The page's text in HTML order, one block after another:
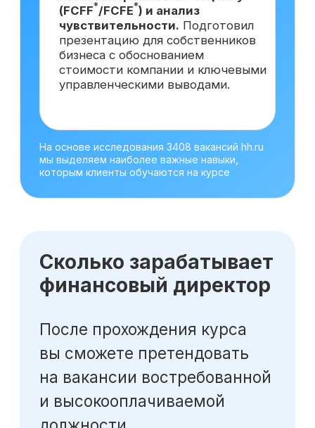
на консультацию